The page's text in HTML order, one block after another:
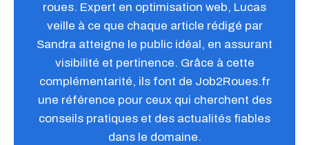
roues. Expert en optimisation web, Lucas
veille à ce que chaque article rédigé par
Sandra atteigne le public idéal, en assurant
visibilité et pertinence. Grâce à cette
complémentarité, ils font de Job2Roues.fr
une référence pour ceux qui cherchent des
conseils pratiques et des actualités fiables
dans le domaine.